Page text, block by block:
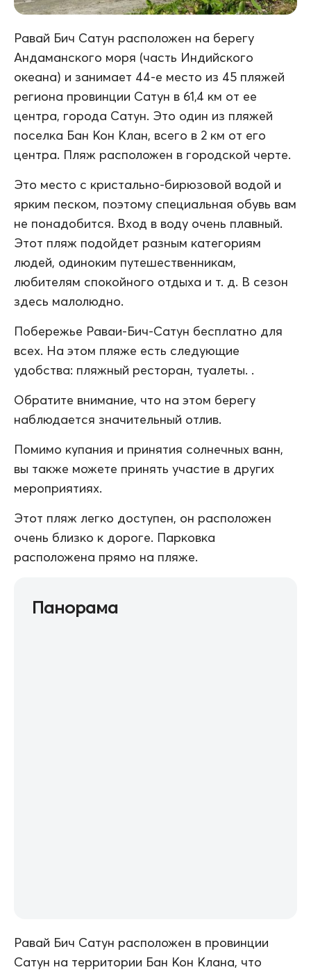
Равай Бич Сатун расположен на берегу
Андаманского моря (часть Индийского
океана) и занимает 44-е место из 45 пляжей
региона провинции Сатун в 61,4 км от ее
центра, города Сатун. Это один из пляжей
поселка Бан Кон Клан, всего в 2 км от его
центра. Пляж расположен в городской черте.
Это место с кристально-бирюзовой водой и
ярким песком, поэтому специальная обувь вам
не понадобится. Вход в воду очень плавный.
Этот пляж подойдет разным категориям
людей, одиноким путешественникам,
любителям спокойного отдыха и т. д. В сезон
здесь малолюдно.
Побережье Раваи-Бич-Сатун бесплатно для
всех. На этом пляже есть следующие
удобства: пляжный ресторан, туалеты. .
Обратите внимание, что на этом берегу
наблюдается значительный отлив.
Помимо купания и принятия солнечных ванн,
вы также можете принять участие в других
мероприятиях.
Этот пляж легко доступен, он расположен
очень близко к дороге. Парковка
расположена прямо на пляже.
Панорама
Равай Бич Сатун расположен в провинции
Сатун на территории Бан Кон Клана, что